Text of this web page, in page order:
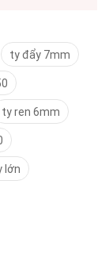
ty đẩy 7mm
ty ren 6mm
lớn